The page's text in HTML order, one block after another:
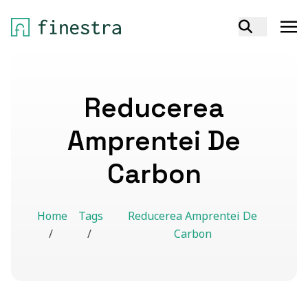
Reducerea
Amprentei De
Carbon
Home
/
Tags
/
Reducerea Amprentei De
Carbon